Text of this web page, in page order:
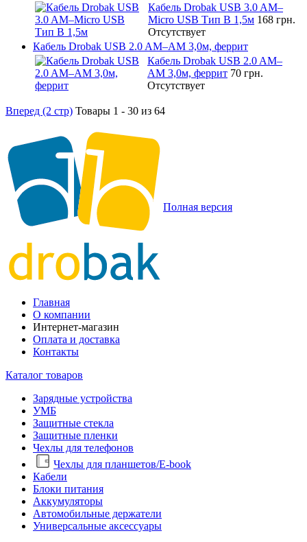
Кабель Drobak USB 3.0 AM–
Micro USB Тип B 1,5м 168 грн.
Отсутствует
Кабель Drobak USB 2.0 AM–AM 3,0м, феррит
Кабель Drobak USB 2.0 AM–
AM 3,0м, феррит 70 грн.
Отсутствует
Вперед (2 стр) Товары 1 - 30 из 64
Полная версия
Главная
О компании
Интернет-магазин
Оплата и доставка
Контакты
Каталог товаров
Зарядные устройства
УМБ
Защитные стекла
Защитные пленки
Чехлы для телефонов
Чехлы для планшетов/E-book
Кабели
Блоки питания
Аккумуляторы
Автомобильные держатели
Универсальные аксессуары